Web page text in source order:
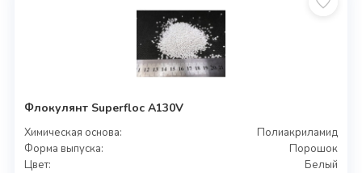
Флокулянт Superfloc A130V
Химическая основа:
Полиакриламид
Форма выпуска:
Порошок
Цвет:
Белый